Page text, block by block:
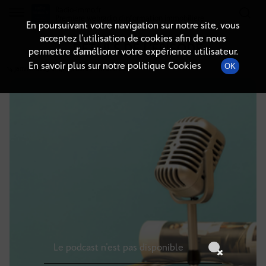
DÉTAILS DE L'ÉPISODE
14 janvier 2025à 14h59, durée : Invalid date
En poursuivant votre navigation sur notre site, vous
acceptez l’utilisation de cookies afin de nous
permettre d’améliorer votre expérience utilisateur.
En savoir plus sur notre politique Cookies
OK
Le podcast n'est pas disponible